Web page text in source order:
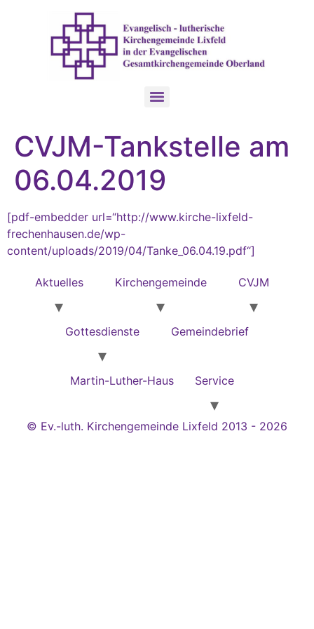
CVJM-Tankstelle am
06.04.2019
[pdf-embedder url=“http://www.kirche-lixfeld-
frechenhausen.de/wp-
content/uploads/2019/04/Tanke_06.04.19.pdf“]
Aktuelles Kirchengemeinde CVJM
Gottesdienste Gemeindebrief
Martin-Luther-Haus Service
© Ev.-luth. Kirchengemeinde Lixfeld 2013 - 2026